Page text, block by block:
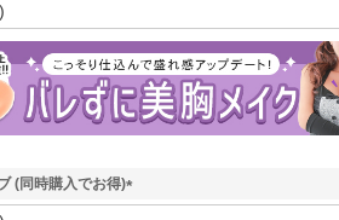
須
)
(同時購入でお得)
(